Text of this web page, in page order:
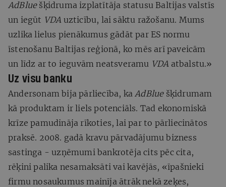
AdBluešķidruma izplatītāja statusu Baltijas valstīs
un iegūt VDA uzticību, lai sāktu ražošanu. Mums
uzlika lielus pienākumus gādāt par ES normu
īstenošanu Baltijas reģionā, ko mēs arī paveicām
un līdz ar to ieguvām neatsveramu VDA atbalstu.»
Uz visu banku
Andersonam bija pārliecība, ka AdBluešķidrumam
kā produktam ir liels potenciāls. Tad ekonomiskā
krīze pamudināja rīkoties, lai par to pārliecinātos
praksē. 2008. gadā kravu pārvadājumu bizness
sastinga - uzņēmumi bankrotēja cits pēc cita,
rēķini palika nesamaksāti vai kavējās, «īpašnieki
firmu nosaukumus mainīja ātrāk nekā zeķes,